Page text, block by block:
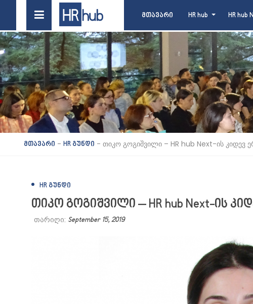
მთავარი HR hub HR hub
მთავარი - HR გუნდი - თიკო გოგიშვილი – HR hub Next-ის კიდევ
HR ᲒᲣᲜᲓᲘ
თიკო გოგიშვილი – HR hub Next-ის
თარიღი: September 15, 2019